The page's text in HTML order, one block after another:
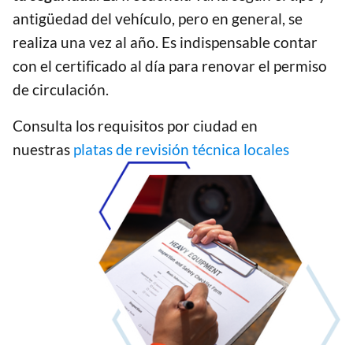
antigüedad del vehículo, pero en general, se
realiza una vez al año. Es indispensable contar
con el certificado al día para renovar el permiso
de circulación.
Consulta los requisitos por ciudad en
nuestras platas de revisión técnica locales